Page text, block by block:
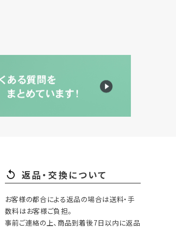
返品・交換について
お客様の都合による返品の場合は送料・手
数料はお客様ご負担。
事前ご連絡の上、商品到着後7日以内に返品